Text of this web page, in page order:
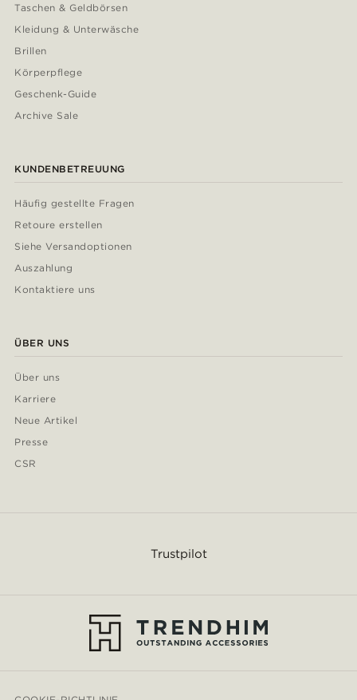
Taschen & Geldbörsen
Kleidung & Unterwäsche
Brillen
Körperpflege
Geschenk-Guide
Archive Sale
KUNDENBETREUUNG
Häufig gestellte Fragen
Retoure erstellen
Siehe Versandoptionen
Auszahlung
Kontaktiere uns
ÜBER UNS
Über uns
Karriere
Neue Artikel
Presse
CSR
Trustpilot